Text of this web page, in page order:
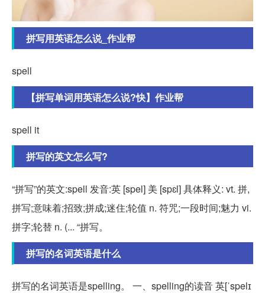
拼写用英语怎么说_作业帮
spell
【拼写单词用英语怎么说?快】作业帮
spell it
拼写的英文怎么写?
“拼写”的英文:spell 发音:英 [spel] 美 [spɛl] 具体释义: vt. 拼,
拼写;意味着;招致;拼成;迷住;轮值 n. 符咒;一段时间;魅力 vi.
拼字;轮替 n. (... “拼写。
拼写的名词英语是什么
拼写的名词英语是spelling。 一、spelling的读音 英[ˈspelɪ